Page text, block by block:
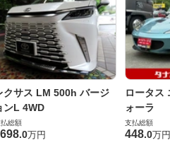
クサス LM 500h バージ
ンL 4WD
総額
.0万円
ロータス
ォーラ
支払総額
448.0万円